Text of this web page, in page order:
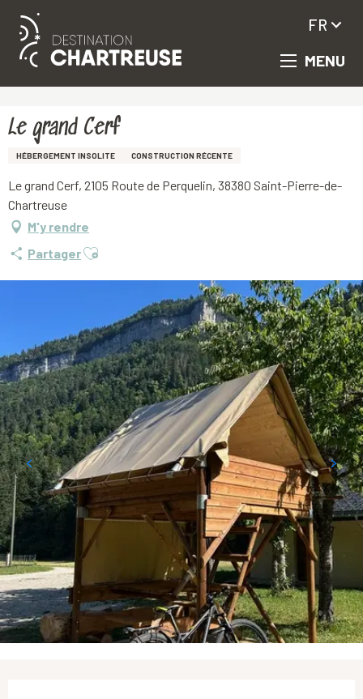
Aller
principal
MENU
FR
Le grand Cerf
HÉBERGEMENT INSOLITE CONSTRUCTION RÉCENTE
Le grand Cerf, 2105 Route de Perquelin, 38380 Saint-Pierre-de-
Chartreuse
M'y rendre
PartagerAjouter aux favoris